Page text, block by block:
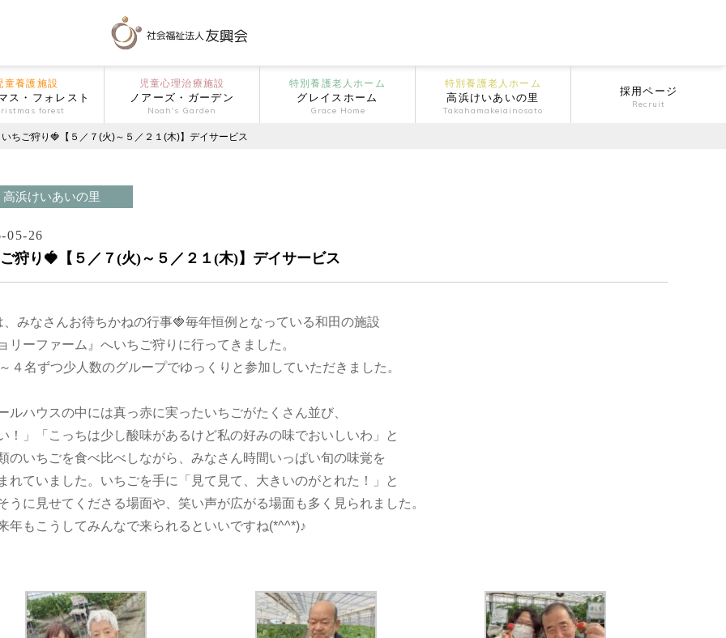
童養護施設
ス・フォレスト
forest
児童心理治療施設
ノアーズ・ガーデン
Noah's Garden
特別養護老人ホーム
グレイスホーム
Grace Home
特別養護老人ホーム
高浜けいあいの里
Takahamakeiainosato
採用ページ
Recruit
いちご狩り🍓【５／７(火)～５／２１(木)】デイサービス
高浜けいあいの里
05-26
狩り🍓【５／７(火)～５／２１(木)】デイサービス
、みなさんお待ちかねの行事🍓毎年恒例となっている和田の施設
リーファーム』へいちご狩りに行ってきました。
４名ずつ少人数のグループでゆっくりと参加していただきました。
ルハウスの中には真っ赤に実ったいちごがたくさん並び、
い！」「こっちは少し酸味があるけど私の好みの味でおいしいわ」と
のいちごを食べ比べしながら、みなさん時間いっぱい旬の味覚を
れていました。いちごを手に「見て見て、大きいのがとれた！」と
うに見せてくださる場面や、笑い声が広がる場面も多く見られました。
年もこうしてみんなで来られるといいですね(*^^*)♪